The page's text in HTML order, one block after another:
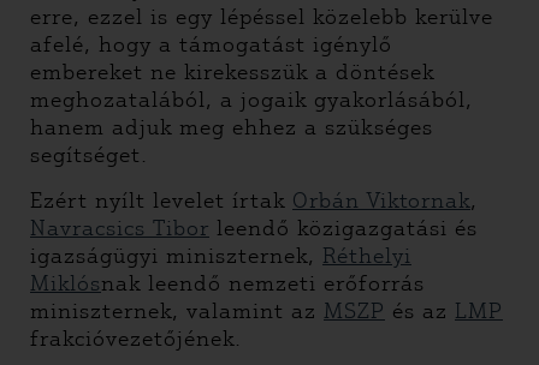
erre, ezzel is egy lépéssel közelebb kerülve
afelé, hogy a támogatást igénylő
embereket ne kirekesszük a döntések
meghozatalából, a jogaik gyakorlásából,
hanem adjuk meg ehhez a szükséges
segítséget.
Ezért nyílt levelet írtak Orbán Viktornak,
Navracsics Tibor leendő közigazgatási és
igazságügyi miniszternek, Réthelyi
Miklósnak leendő nemzeti erőforrás
miniszternek, valamint az MSZP és az LMP
frakcióvezetőjének.